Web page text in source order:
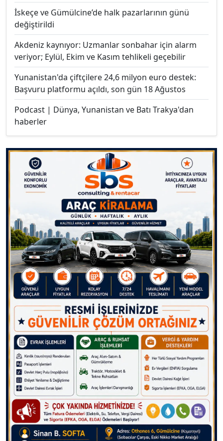
İskeçe ve Gümülcine’de halk pazarlarının günü
değiştirildi
Akdeniz kaynıyor: Uzmanlar sonbahar için alarm
veriyor; Eylül, Ekim ve Kasım tehlikeli geçebilir
Yunanistan'da çiftçilere 24,6 milyon euro destek:
Başvuru platformu açıldı, son gün 18 Ağustos
Podcast | Dünya, Yunanistan ve Batı Trakya'dan
haberler